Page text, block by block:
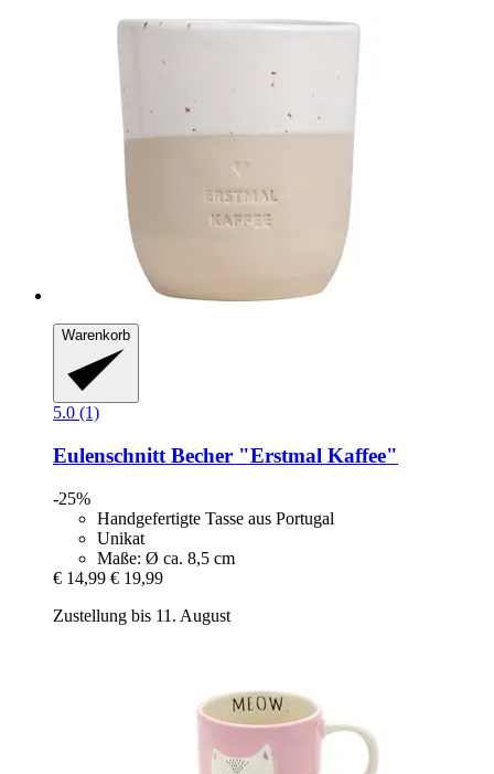
Warenkorb
5.0 (1)
Eulenschnitt Becher "Erstmal Kaffee"
-25%
Handgefertigte Tasse aus Portugal
Unikat
Maße: Ø ca. 8,5 cm
€ 14,99 € 19,99
Zustellung bis 11. August